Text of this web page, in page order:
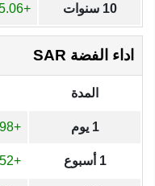
10 سنوات +11,265.06
اداء الفضة SAR
المدة
1 يوم +6.98
1 أسبوع +22.52